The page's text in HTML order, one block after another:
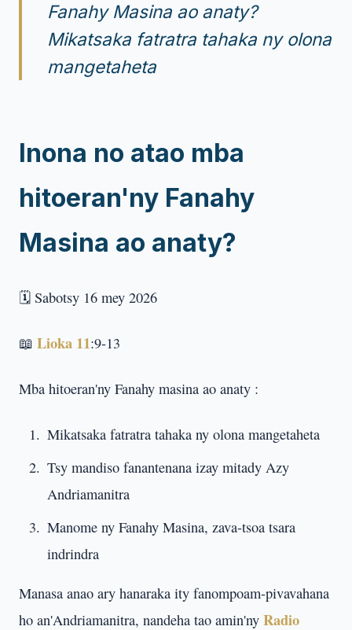
Fanahy Masina ao anaty?
Mikatsaka fatratra tahaka ny olona
mangetaheta
Inona no atao mba
hitoeran'ny Fanahy
Masina ao anaty?
🗓️ Sabotsy 16 mey 2026
📖 Lioka 11:9-13
Mba hitoeran'ny Fanahy masina ao anaty :
Mikatsaka fatratra tahaka ny olona mangetaheta
Tsy mandiso fanantenana izay mitady Azy
Andriamanitra
Manome ny Fanahy Masina, zava-tsoa tsara
indrindra
Manasa anao ary hanaraka ity fanompoam-pivavahana
ho an'Andriamanitra, nandeha tao amin'ny Radio